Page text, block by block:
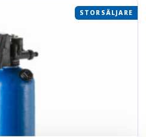
STORSÄLJARE